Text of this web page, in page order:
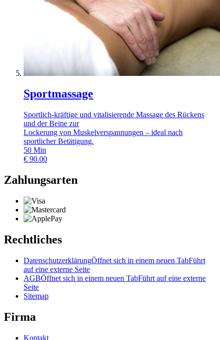
Sportmassage
Sportlich-kräftige und vitalisierende Massage des Rückens
und der Beine zur
Lockerung von Muskelverspannungen – ideal nach
sportlicher Betätigung.
50 Min
€ 90.00
Zahlungsarten
Rechtliches
DatenschutzerklärungÖffnet sich in einem neuen TabFührt
auf eine externe Seite
AGBÖffnet sich in einem neuen TabFührt auf eine externe
Seite
Sitemap
Firma
Kontakt